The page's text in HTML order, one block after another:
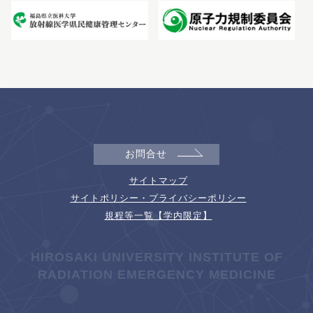
お問合せ
サイトマップ
サイトポリシー・プライバシーポリシー
規程等一覧【学内限定】
HIROSAKI UNIVERSITY INSTITUTE OF
RADIATION EMERGENCY MEDICINE